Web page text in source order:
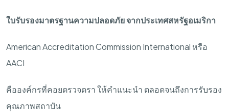
ใบรับรองมาตรฐานความปลอดภัยจากประเทศสหรัฐอเมริกา
American Accreditation Commission International หรือ
AACI
คือองค์กรที่คอยตรวจตราให้คำแนะนำ ตลอดจนถึงการรับรอง
คุณภาพสถาบัน